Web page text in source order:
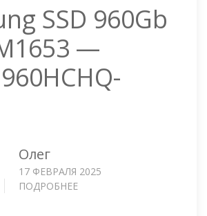
SSD 960Gb
—
Олег
17 ФЕВРАЛЯ 2025
ПОДРОБНЕЕ